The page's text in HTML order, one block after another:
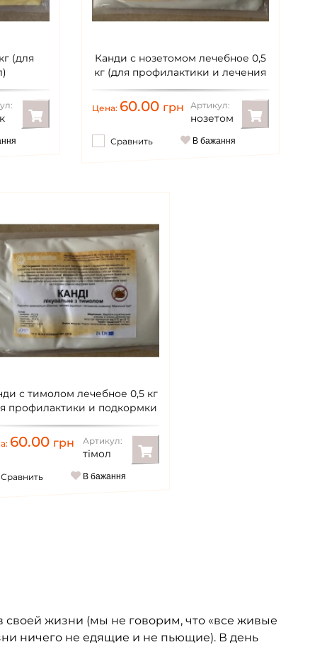
(для
Канди с нозетомом лечебное 0,5
кг (для профилактики и лечения
пчел)
Цена: 60.00 грн Артикул:
нозетом
Сравнить В бажання
с тимолом лечебное 0,5 кг
профилактики и подкормки
пчел) timol
60.00 грн Артикул:
тімол
Сравнить В бажання
жизни (мы не говорим, что «все живые
ничего не едящие и не пьющие). В день